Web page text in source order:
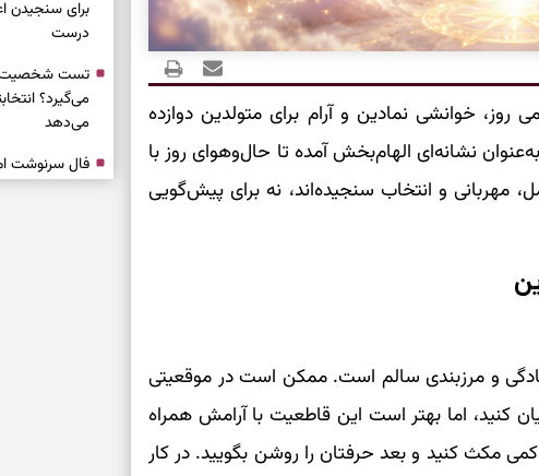
روز، خوانشی نمادین و آرام برای متولدین دوازده
نشانه‌ای الهام‌بخش آمده تا حال‌وهوای روز با
مهربانی و انتخاب سنجیده‌اند، نه برای پیش‌گویی
و مرزبندی سالم است. ممکن است در موقعیتی
کنید، اما بهتر است این قاطعیت با آرامش همراه
مکث کنید و بعد حرفتان را روشن بگویید. در کار
برای سنجیدن
درست
تست شخصیت
می‌گیرد؟
می‌دهد
فرصت‌هایی که